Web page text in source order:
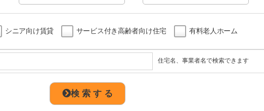
シニア向け賃貸 サービス付き高齢者向け住宅 有料老人ホーム
住宅名、事業者名で検索できます
検 索 す る